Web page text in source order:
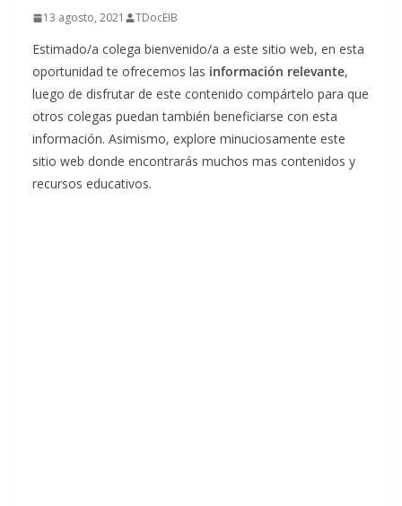
13 agosto, 2021 TDocEIB
Estimado/a colega bienvenido/a a este sitio web, en esta
oportunidad te ofrecemos las información relevante,
luego de disfrutar de este contenido compártelo para que
otros colegas puedan también beneficiarse con esta
información. Asimismo, explore minuciosamente este
sitio web donde encontrarás muchos mas contenidos y
recursos educativos.